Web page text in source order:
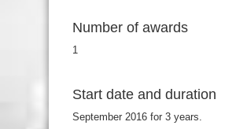
Number of awards
1
Start date and duration
September 2016 for 3 years.